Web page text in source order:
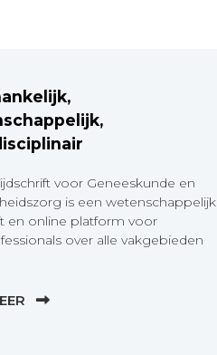
voor Geneeskunde en
is een wetenschappelijk
en online platform voor
over alle vakgebieden